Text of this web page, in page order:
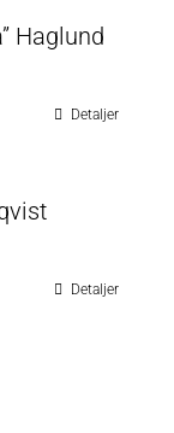
Haglund
Detaljer
Detaljer